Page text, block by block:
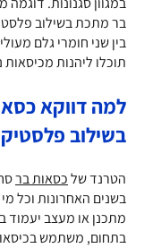
בר מתכת בשילוב
בין שני חומרי גלם
תוכלו ליהנות מכיסאות
בשילוב פלסטיק
הטרנד שלכסאות בר
בשנים האחרונות וכל
מתכנן או מעצב יעמוד
בתחום, משתמש